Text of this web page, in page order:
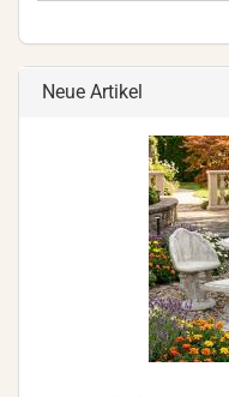
Neue Artikel